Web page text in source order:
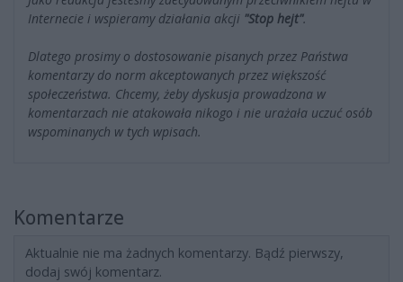
Internecie i wspieramy działania akcji "Stop hejt".
Dlatego prosimy o dostosowanie pisanych przez Państwa
komentarzy do norm akceptowanych przez większość
społeczeństwa. Chcemy, żeby dyskusja prowadzona w
komentarzach nie atakowała nikogo i nie urażała uczuć osób
wspominanych w tych wpisach.
Komentarze
Aktualnie nie ma żadnych komentarzy. Bądź pierwszy,
dodaj swój komentarz.